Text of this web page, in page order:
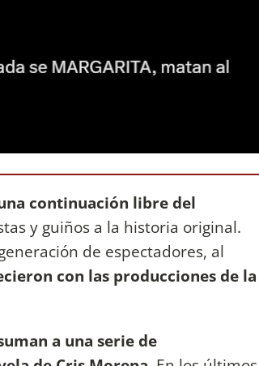
continuación libre del
y guiños a la historia original.
de espectadores, al
con las producciones de la
a una serie de